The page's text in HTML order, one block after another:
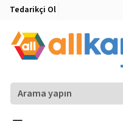
Tedarikçi Ol